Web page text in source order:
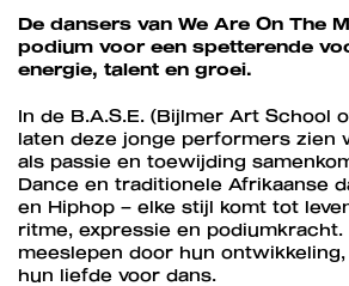
De dansers van We Are On The
podium voor een spetterende
energie, talent en groei.
In de B.A.S.E. (Bijlmer Art School
laten deze jonge performers zien
als passie en toewijding
Dance en traditionele Afrikaanse
en Hiphop – elke stijl komt tot
ritme, expressie en podiumkracht.
meeslepen door hun
hun liefde voor dans.